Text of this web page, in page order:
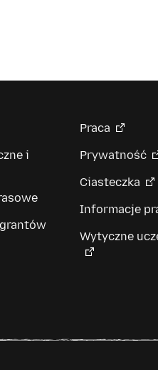
i
Praca
Prywatność
Ciasteczka
Informacje
Wytyczne